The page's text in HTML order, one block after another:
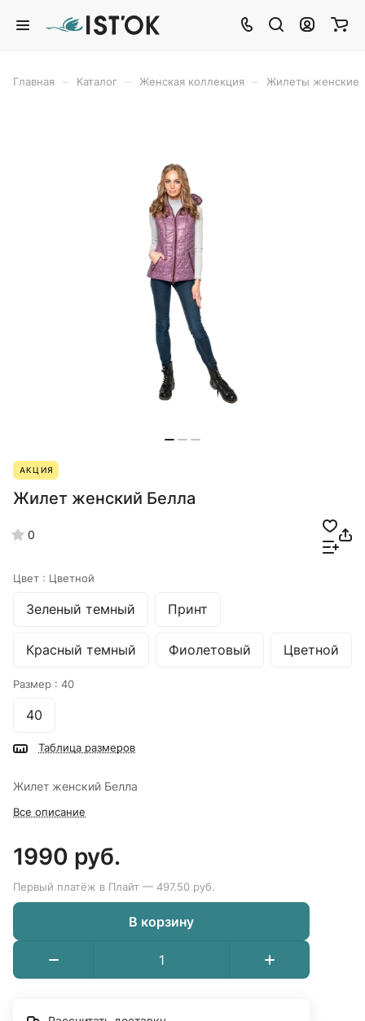
Главная Каталог Женская коллекция Жилеты женские
АКЦИЯ
Жилет женский Белла
0
Цвет : Цветной
Зеленый темный Принт
Красный темный Фиолетовый Цветной
Размер : 40
40
Таблица размеров
Жилет женский Белла
Все описание
1990 руб.
Первый платёж в Плайт — 497.50 руб.
В корзину